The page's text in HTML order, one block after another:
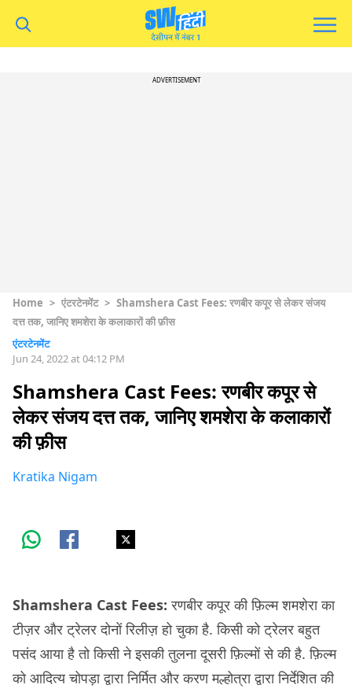
ADVERTISEMENT
Home > एंटरटेनमेंट > Shamshera Cast Fees: रणबीर कपूर से लेकर संजय
दत्त तक, जानिए शमशेरा के कलाकारों की फ़ीस
एंटरटेनमेंट
Jun 24, 2022 at 04:12 PM
Shamshera Cast Fees: रणबीर कपूर से
लेकर संजय दत्त तक, जानिए शमशेरा के कलाकारों
की फ़ीस
Kratika Nigam
Shamshera Cast Fees: रणबीर कपूर की फ़िल्म शमशेरा का
टीज़र और ट्रेलर दोनों रिलीज़ हो चुका है. किसी को ट्रेलर बहुत
पसंद आया है तो किसी ने इसकी तुलना दूसरी फ़िल्मों से की है. फ़िल्म
को आदित्य चोपड़ा द्वारा निर्मित और करण मल्होत्रा ​​द्वारा निर्देशित की